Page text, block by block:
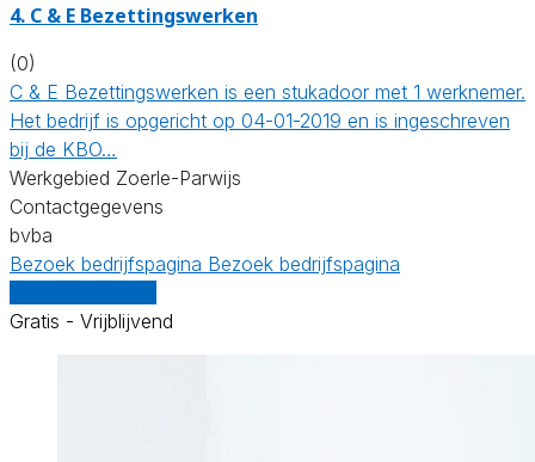
4. C & E Bezettingswerken
(0)
C & E Bezettingswerken is een stukadoor met 1 werknemer.
Het bedrijf is opgericht op 04-01-2019 en is ingeschreven
bij de KBO…
Werkgebied Zoerle-Parwijs
Contactgegevens
bvba
Bezoek bedrijfspagina Bezoek bedrijfspagina
Gratis - Vrijblijvend